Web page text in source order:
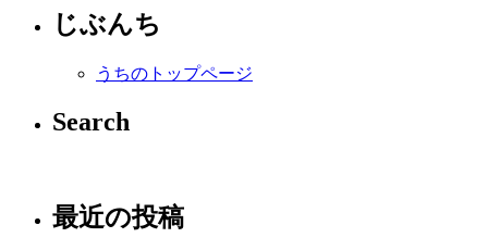
じぶんち
うちのトップページ
Search
最近の投稿